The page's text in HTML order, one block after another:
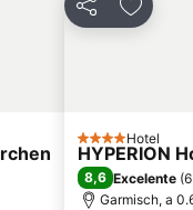
Partilhar
4 Estrelas
Hotel
HYPERION
8,6 Excelente (
Garmisch, a